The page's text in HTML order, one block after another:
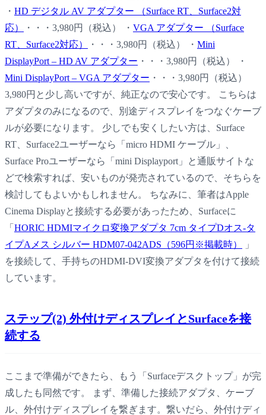
・ HD デジタル AV アダプター （Surface RT、Surface2対
応）
・・・3,980円（税込） ・ VGA アダプター （Surface
RT、Surface2対応）
・・・3,980円（税込） ・ Mini
DisplayPort – HD AV アダプター ・・・3,980円（税込） ・
Mini DisplayPort – VGA アダプター ・・・3,980円（税込）
3,980円と少し高いですが、純正なので安心です。 こちらは
アダプタのみになるので、別途ディスプレイをつなぐケーブ
ルが必要になります。 少しでも安くしたい方は、Surface
RT、Surface2ユーザーなら「micro HDMI ケーブル」、
Surface Proユーザーなら「mini Displayport」と通販サイトな
どで検索すれば、安いものが発売されているので、そちらを
検討してもよいかもしれません。 ちなみに、筆者はApple
Cinema Displayと接続する必要があったため、Surfaceに
「 HORIC HDMIマイクロ変換アダプタ 7cm タイプDオス-タ
イプAメス シルバー HDM07-042ADS（596円※掲載時）
」
を接続して、手持ちのHDMI-DVI変換アダプタを付けて接続
しています。
ステップ(2) 外付けディスプレイとSurfaceを接
続する
ここまで準備ができたら、もう「Surfaceデスクトップ」が完
成したも同然です。 まず、準備した接続アダプタ、ケーブ
ル、外付けディスプレイを繋ぎます。繋いだら、外付けディ